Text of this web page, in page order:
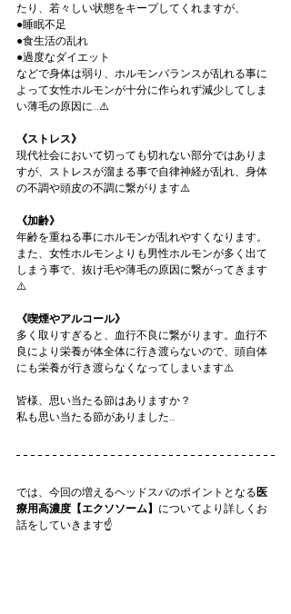
たり、若々しい状態をキープしてくれますが、
●睡眠不足
●食生活の乱れ
●過度なダイエット
などで身体は弱り、ホルモンバランスが乱れる事に
よって女性ホルモンが十分に作られず減少してしま
い薄毛の原因に…⚠️
《ストレス》
現代社会において切っても切れない部分ではありま
すが、ストレスが溜まる事で自律神経が乱れ、身体
の不調や頭皮の不調に繋がります⚠️
《加齢》
年齢を重ねる事にホルモンが乱れやすくなります。
また、女性ホルモンよりも男性ホルモンが多く出て
しまう事で、抜け毛や薄毛の原因に繋がってきます
⚠️
《喫煙やアルコール》
多く取りすぎると、血行不良に繋がります。血行不
良により栄養が体全体に行き渡らないので、頭自体
にも栄養が行き渡らなくなってしまいます⚠️
皆様、思い当たる節はありますか？
私も思い当たる節がありました…
では、今回の増えるヘッドスパのポイントとなる医
療用高濃度【エクソソーム】 についてより詳しくお
話をしていきます☝️